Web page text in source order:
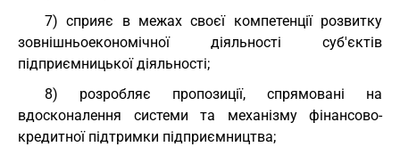
7) сприяє в межах своєї компетенції розвитку
зовнішньоекономічної діяльності суб'єктів
підприємницької діяльності;
8) розробляє пропозиції, спрямовані на
вдосконалення системи та механізму фінансово-
кредитної підтримки підприємництва;